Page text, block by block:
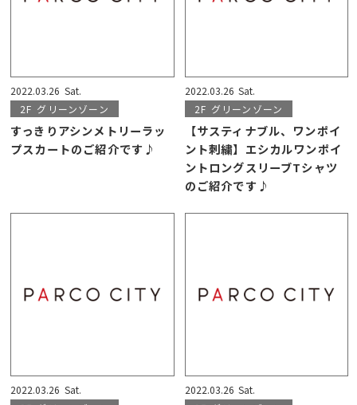
2022.03.26 Sat.
2F グリーンゾーン
すっきりアシンメトリーラッ
プスカートのご紹介です♪
2022.03.26 Sat.
2F グリーンゾーン
【サスティナブル、ワンポイ
ント刺繍】エシカルワンポイ
ントロングスリーブTシャツ
のご紹介です♪
2022.03.26 Sat.
2022.03.26 Sat.